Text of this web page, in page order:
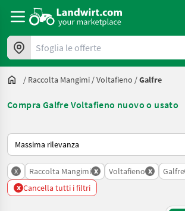
Sfoglia le offerte
/ Raccolta Mangimi /Voltafieno /Galfre
Compra Galfre Voltafieno nuovo o usato
Ecco come viene ordinato su Landwirt.com
x Raccolta Mangimi x Voltafieno x Galfre
x Cancella tutti i filtri